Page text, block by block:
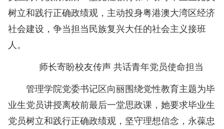
树立和践行正确政绩观，主动投身粤港澳大湾区经济
社会建设，争当担当民族复兴大任的社会主义接班
人。
师长寄盼校友传声 共话青年党员使命担当
管理学院党委书记区向丽围绕党性教育主题为毕
业生党员讲授离校前最后一堂思政课，她要求毕业生
党员树立和践行正确政绩观，坚守理想信念，永葆忠